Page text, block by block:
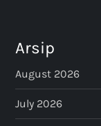
s
p
a
Arsip
August 2026
July 2026